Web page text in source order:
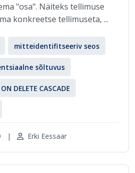
"osa". Näiteks tellimuse
konkreetse tellimuseta, ...
mitteidentifitseeriv seos
sõltuvus
ON DELETE CASCADE
| Erki Eessaar